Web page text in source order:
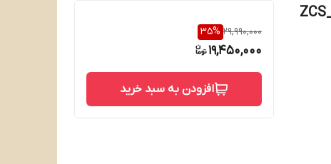
29,990,000
35%
19,450,000
افزودن به سبد خرید